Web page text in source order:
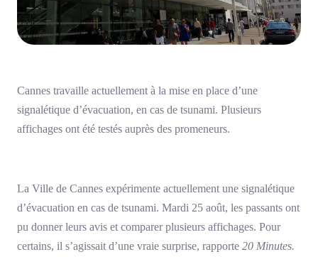
Cannes travaille actuellement à la mise en place d’une
signalétique d’évacuation, en cas de tsunami. Plusieurs
affichages ont été testés auprès des promeneurs.
La Ville de Cannes expérimente actuellement une signalétique
d’évacuation en cas de tsunami. Mardi 25 août, les passants ont
pu donner leurs avis et comparer plusieurs affichages. Pour
certains, il s’agissait d’une vraie surprise, rapporte 20 Minutes.